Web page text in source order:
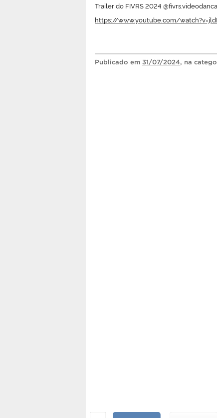
Trailer do FIVRS 2024 @fivrs.videodanca
https://www.youtube.com/
Publicado em 31/07/2024, na